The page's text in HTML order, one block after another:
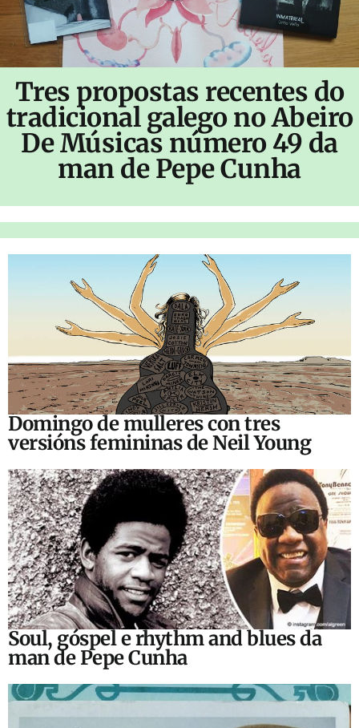
Tres propostas recentes do
tradicional galego no Abeiro
De Músicas número 49 da
man de Pepe Cunha
Domingo de mulleres con tres
versións femininas de Neil Young
Soul, góspel e rhythm and blues da
man de Pepe Cunha